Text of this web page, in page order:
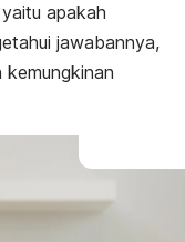
apakah
jawabannya,